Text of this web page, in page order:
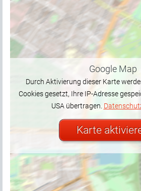
Google Map
Durch Aktivierung dieser Karte
Cookies gesetzt, Ihre IP-Adresse
USA übertragen.
Karte